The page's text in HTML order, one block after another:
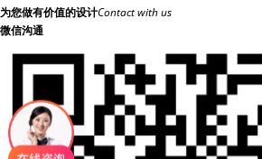
为您做有价值的设计Contact with us
微信沟通